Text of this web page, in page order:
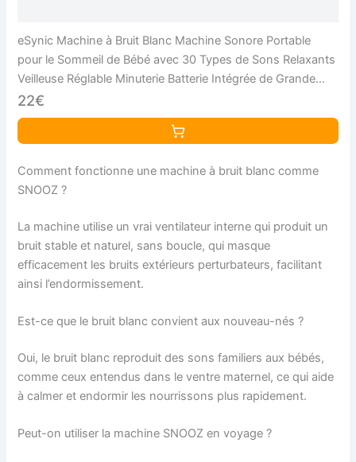
eSynic Machine à Bruit Blanc Machine Sonore Portable
pour le Sommeil de Bébé avec 30 Types de Sons Relaxants
Veilleuse Réglable Minuterie Batterie Intégrée de Grande
Capacité (Bleu)
22€
Comment fonctionne une machine à bruit blanc comme
SNOOZ ?
La machine utilise un vrai ventilateur interne qui produit un
bruit stable et naturel, sans boucle, qui masque
efficacement les bruits extérieurs perturbateurs, facilitant
ainsi l’endormissement.
Est-ce que le bruit blanc convient aux nouveau-nés ?
Oui, le bruit blanc reproduit des sons familiers aux bébés,
comme ceux entendus dans le ventre maternel, ce qui aide
à calmer et endormir les nourrissons plus rapidement.
Peut-on utiliser la machine SNOOZ en voyage ?